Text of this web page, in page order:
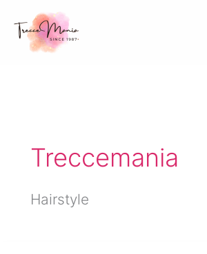
contenuto
Treccemania
Hairstyle